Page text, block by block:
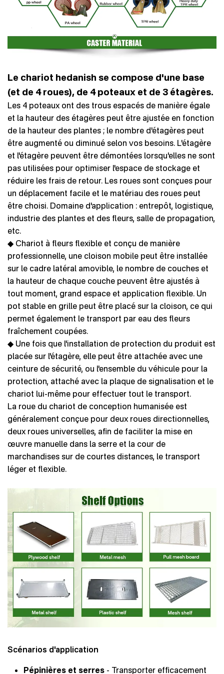
Le chariot hedanish se compose d'une base
(et de 4 roues), de 4 poteaux et de 3 étagères.
Les 4 poteaux ont des trous espacés de manière égale
et la hauteur des étagères peut être ajustée en fonction
de la hauteur des plantes ; le nombre d'étagères peut
être augmenté ou diminué selon vos besoins. L'étagère
et l'étagère peuvent être démontées lorsqu'elles ne sont
pas utilisées pour optimiser l'espace de stockage et
réduire les frais de retour. Les roues sont conçues pour
un déplacement facile et le matériau des roues peut
être choisi. Domaine d'application : entrepôt, logistique,
industrie des plantes et des fleurs, salle de propagation,
etc.
◆ Chariot à fleurs flexible et conçu de manière
professionnelle, une cloison mobile peut être installée
sur le cadre latéral amovible, le nombre de couches et
la hauteur de chaque couche peuvent être ajustés à
tout moment, grand espace et application flexible. Un
pot stable en grille peut être placé sur la cloison, ce qui
permet également le transport par eau des fleurs
fraîchement coupées.
◆ Une fois que l'installation de protection du produit est
placée sur l'étagère, elle peut être attachée avec une
ceinture de sécurité, ou l'ensemble du véhicule pour la
protection, attaché avec la plaque de signalisation et le
chariot lui-même pour effectuer tout le transport.
La roue du chariot de conception humanisée est
généralement conçue pour deux roues directionnelles,
deux roues universelles, afin de faciliter la mise en
œuvre manuelle dans la serre et la cour de
marchandises sur de courtes distances, le transport
léger et flexible.
Scénarios d'application
Pépinières et serres - Transporter efficacement